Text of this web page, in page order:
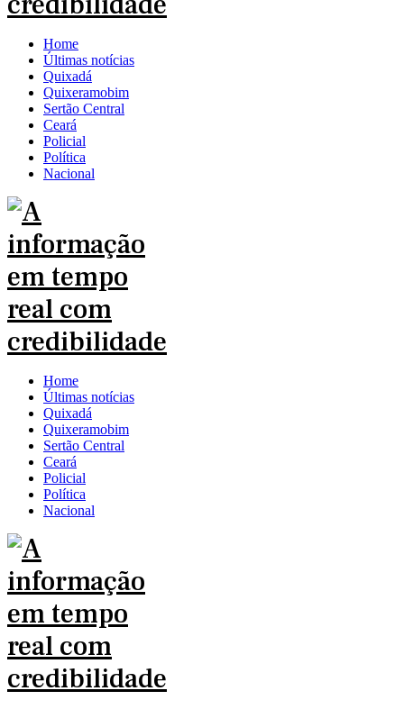
Home
Últimas notícias
Quixadá
Quixeramobim
Sertão Central
Ceará
Policial
Política
Nacional
Home
Últimas notícias
Quixadá
Quixeramobim
Sertão Central
Ceará
Policial
Política
Nacional